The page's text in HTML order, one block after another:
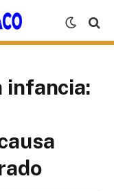
infancia: